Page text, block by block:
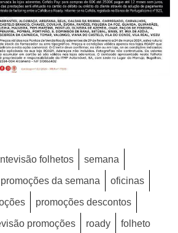
folhetos semana
promoções da semana oficinas
promoções descontos
promoções roady folheto